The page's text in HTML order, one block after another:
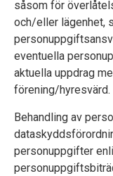
såsom för
och/eller lägenhet,
eventuella
aktuella uppdrag
förening/hyresvärd.
Behandling av
personuppgifter